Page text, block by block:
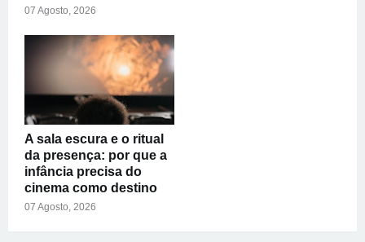
07 Agosto, 2026
A sala escura e o ritual
da presença: por que a
infância precisa do
cinema como destino
07 Agosto, 2026